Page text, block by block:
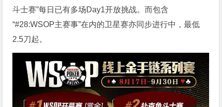
斗士赛”每日已有多场Day1开放挑战。而包含
“#28:WSOP主赛事”在内的卫星赛亦同步进行中，最低
2.5刀起。